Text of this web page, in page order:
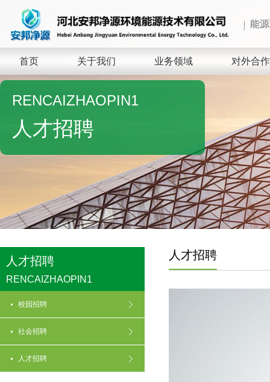
能
首页 关于我们 业务领域 对外合作
RENCAIZHAOPIN1
人才招聘
人才招聘
RENCAIZHAOPIN1
校园招聘
社会招聘
人才招聘
人才招聘